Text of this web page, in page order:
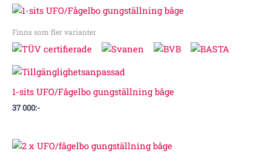
Finns som fler varianter
1-sits UFO/Fågelbo gungställning båge
37 000:-